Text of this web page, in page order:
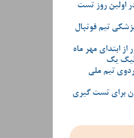
اولین روز تست
تیم فوتبال
ابتدای مهر ماه
لیگ یک
تیم ملی
برای تست گیری